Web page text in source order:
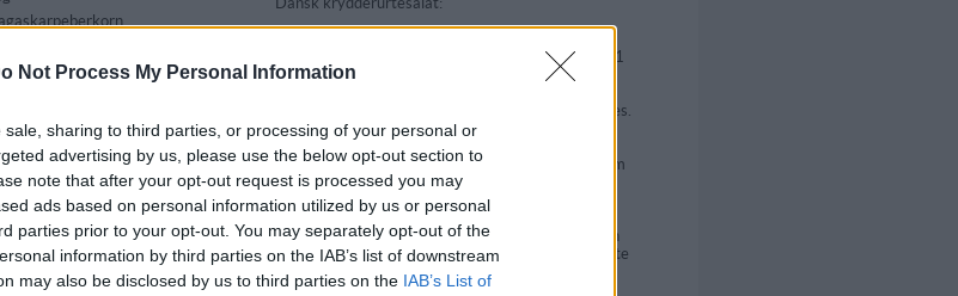
Not Process My Personal Information
sharing to third parties, or processing of your personal or
advertising by us, please use the below opt-out section to
note that after your opt-out request is processed you may
ads based on personal information utilized by us or personal
parties prior to your opt-out. You may separately opt-out of the
information by third parties on the IAB’s list of downstream
may also be disclosed by us to third parties on the IAB’s List of
rødbede
radicchio, hjerteblade fra hovedsalat, 15 g kørvel, 1
stilk citrontimian, skylles og afdryppes. Salaterne
krydderurterne pilles af stilkene og det hele blandes.
Crème frâichen røres til den er tyk og
ingredienserne blandes i, og dressingen formes som
små æg.
Flûte med rødbede og kanel:
Gæren udrøres i vandet. Rødbeden rives i sammen
med de øvrige ingredienser og æltes med det meste
af melet, til det er smidig og slipper. Hæver til
dobbelt størrelse, deles i 2 stykker, som rulles til